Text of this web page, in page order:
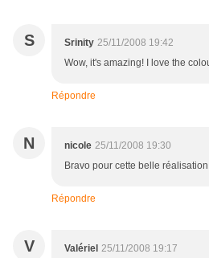
S Srinity 25/11/2008 19:42
Wow, it's amazing! I love the
Répondre
N nicole 25/11/2008 19:30
Bravo pour cette belle
Répondre
V Valériel 25/11/2008 19:17